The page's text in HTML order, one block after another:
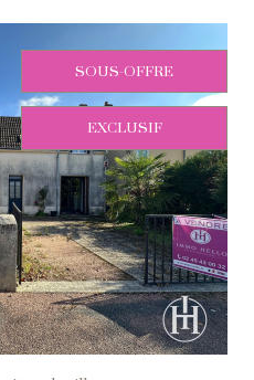
SOUS-OFFRE
EXCLUSIF
Bien